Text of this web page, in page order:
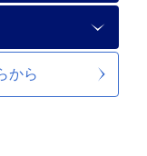
から